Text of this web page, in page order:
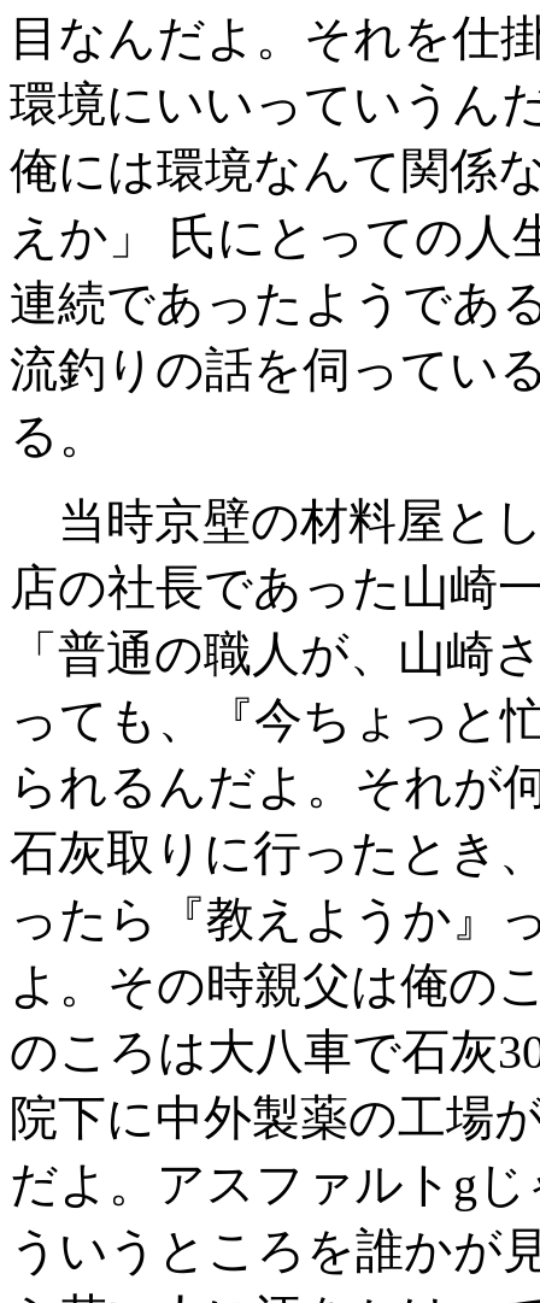
目なんだよ。それを仕
環境にいいっていうん
俺には環境なんて関係
えか」 氏にとっての人
連続であったようであ
流釣りの話を伺ってい
る。
当時京壁の材料屋と
店の社長であった山崎
「普通の職人が、山崎
っても、『今ちょっと
られるんだよ。それが
石灰取りに行ったとき
ったら『教えようか』
よ。その時親父は俺の
のころは大八車で石灰
院下に中外製薬の工場
だよ。アスファルトg
ういうところを誰かが